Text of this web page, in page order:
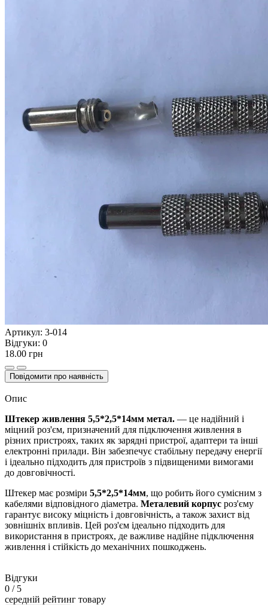
Артикул: 3-014
Відгуки: 0
18.00 грн
Повідомити про наявність
Опис
Штекер живлення 5,5*2,5*14мм метал. — це надійний і
міцний роз'єм, призначений для підключення живлення в
різних пристроях, таких як зарядні пристрої, адаптери та інші
електронні прилади. Він забезпечує стабільну передачу енергії
і ідеально підходить для пристроїв з підвищеними вимогами
до довговічності.
Штекер має розміри 5,5*2,5*14мм, що робить його сумісним з
кабелями відповідного діаметра. Металевий корпус роз'єму
гарантує високу міцність і довговічність, а також захист від
зовнішніх впливів. Цей роз'єм ідеально підходить для
використання в пристроях, де важливе надійне підключення
живлення і стійкість до механічних пошкоджень.
Відгуки
0 / 5
середній рейтинг товару